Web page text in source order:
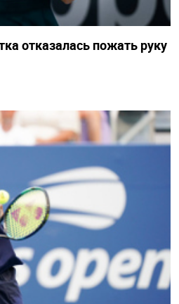
отказалась пожать руку